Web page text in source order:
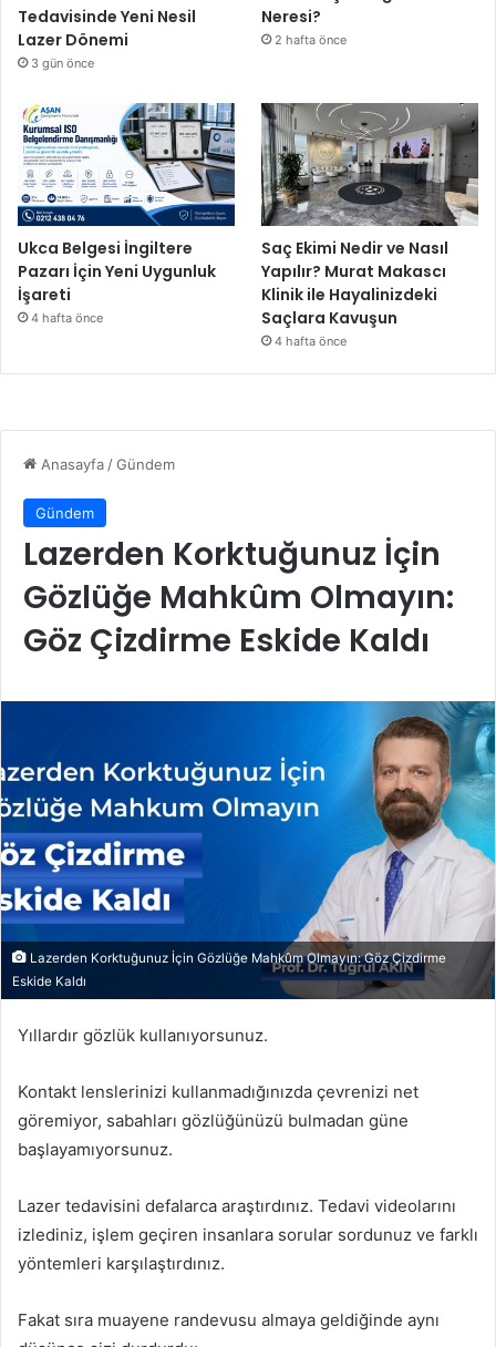
Tedavisinde Yeni Nesil
Lazer Dönemi
3 gün önce
Neresi?
2 hafta önce
Ukca Belgesi İngiltere
Pazarı İçin Yeni Uygunluk
İşareti
4 hafta önce
Saç Ekimi Nedir ve Nasıl
Yapılır? Murat Makascı
Klinik ile Hayalinizdeki
Saçlara Kavuşun
4 hafta önce